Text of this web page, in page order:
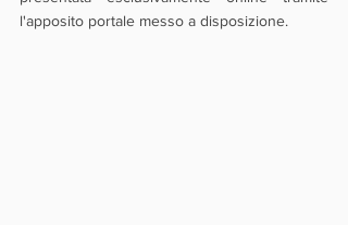
l'apposito portale messo a disposizione.